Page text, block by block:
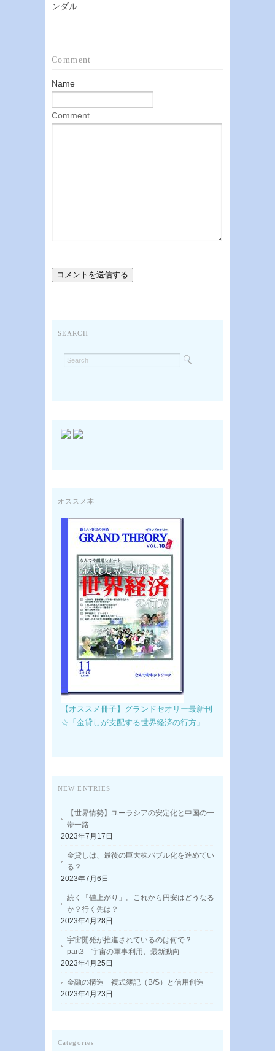
ンダル
Comment
Name
Comment
SEARCH
オススメ本
【オススメ冊子】グランドセオリー最新刊
☆「金貸しが支配する世界経済の行方」
NEW ENTRIES
【世界情勢】ユーラシアの安定化と中国の一
帯一路
2023年7月17日
金貸しは、最後の巨大株バブル化を進めてい
る？
2023年7月6日
続く「値上がり」。これから円安はどうなる
か？行く先は？
2023年4月28日
宇宙開発が推進されているのは何で？
part3 宇宙の軍事利用、最新動向
2023年4月25日
金融の構造 複式簿記（B/S）と信用創造
2023年4月23日
Categories